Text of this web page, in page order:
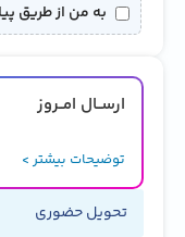
به من از طریق
ارســال امــروز
توضیحات بیشتر >
تحویل حضوری